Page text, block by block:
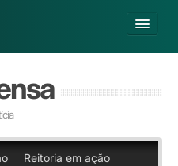
se
Reitoria em ação